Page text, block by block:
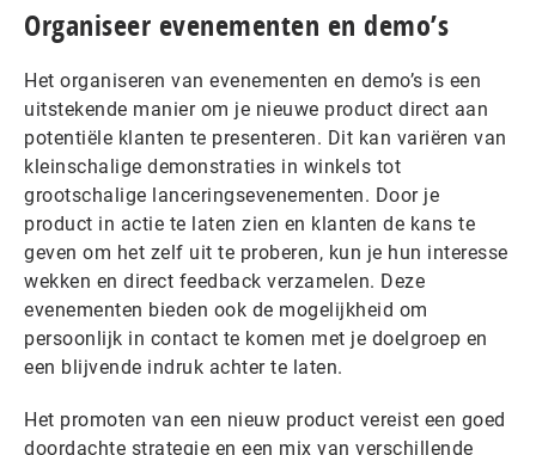
Organiseer evenementen en demo’s
Het organiseren van evenementen en demo’s is een
uitstekende manier om je nieuwe product direct aan
potentiële klanten te presenteren. Dit kan variëren van
kleinschalige demonstraties in winkels tot
grootschalige lanceringsevenementen. Door je
product in actie te laten zien en klanten de kans te
geven om het zelf uit te proberen, kun je hun interesse
wekken en direct feedback verzamelen. Deze
evenementen bieden ook de mogelijkheid om
persoonlijk in contact te komen met je doelgroep en
een blijvende indruk achter te laten.
Het promoten van een nieuw product vereist een goed
doordachte strategie en een mix van verschillende